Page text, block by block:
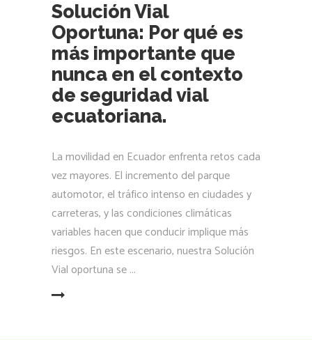
Solución Vial
Oportuna: Por qué es
más importante que
nunca en el contexto
de seguridad vial
ecuatoriana.
La movilidad en Ecuador enfrenta retos cada
vez mayores. El incremento del parque
automotor, el tráfico intenso en ciudades y
carreteras, y las condiciones climáticas
variables hacen que conducir implique más
riesgos. En este escenario, nuestra Solución
Vial oportuna se